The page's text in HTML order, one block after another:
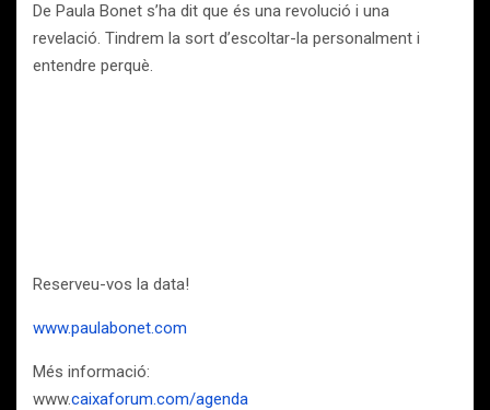
De Paula Bonet s’ha dit que és una revolució i una
revelació. Tindrem la sort d’escoltar-la personalment i
entendre perquè.
Reserveu-vos la data!
www.paulabonet.com
Més informació:
www.caixaforum.com/agenda